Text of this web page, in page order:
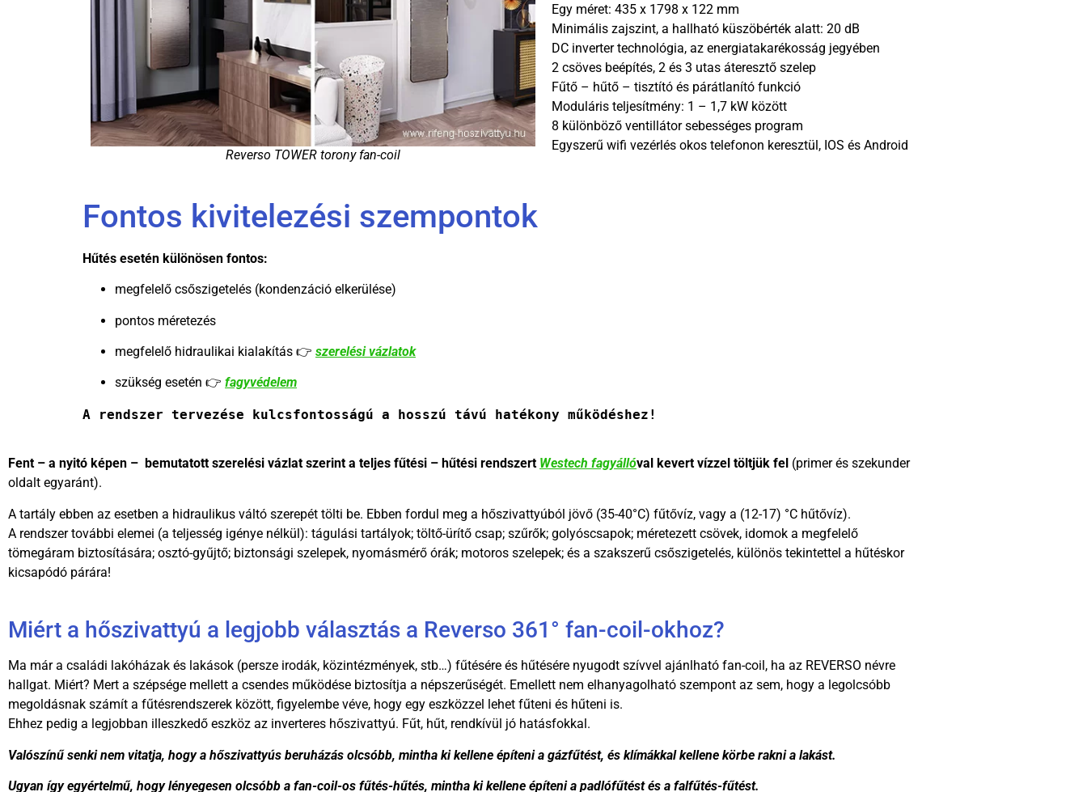
Reverso TOWER torony fan-coil
Egy méret: 435 x 1798 x 122 mm
Minimális zajszint, a hallható küszöbérték alatt: 20 dB
DC inverter technológia, az energiatakarékosság jegyében
2 csöves beépítés, 2 és 3 utas áteresztő szelep
Fűtő – hűtő – tisztító és párátlanító funkció
Moduláris teljesítmény: 1 – 1,7 kW között
8 különböző ventillátor sebességes program
Egyszerű wifi vezérlés okos telefonon keresztül, IOS és Android
Fontos kivitelezési szempontok
Hűtés esetén különösen fontos:
megfelelő csőszigetelés (kondenzáció elkerülése)
pontos méretezés
megfelelő hidraulikai kialakítás 👉 szerelési vázlatok
szükség esetén 👉 fagyvédelem
A rendszer tervezése kulcsfontosságú a hosszú távú hatékony működéshez!
Fent – a nyitó képen – bemutatott szerelési vázlat szerint a teljes fűtési – hűtési rendszert Westech fagyállóval kevert vízzel töltjük fel (primer és szekunder
oldalt egyaránt).
A tartály ebben az esetben a hidraulikus váltó szerepét tölti be. Ebben fordul meg a hőszivattyúból jövő (35-40°C) fűtővíz, vagy a (12-17) °C hűtővíz).
A rendszer további elemei (a teljesség igénye nélkül): tágulási tartályok; töltő-ürítő csap; szűrők; golyóscsapok; méretezett csövek, idomok a megfelelő
tömegáram biztosítására; osztó-gyűjtő; biztonsági szelepek, nyomásmérő órák; motoros szelepek; és a szakszerű csőszigetelés, különös tekintettel a hűtéskor
kicsapódó párára!
Miért a hőszivattyú a legjobb választás a Reverso 361° fan-coil-okhoz?
Ma már a családi lakóházak és lakások (persze irodák, közintézmények, stb…) fűtésére és hűtésére nyugodt szívvel ajánlható fan-coil, ha az REVERSO névre
hallgat. Miért? Mert a szépsége mellett a csendes működése biztosítja a népszerűségét. Emellett nem elhanyagolható szempont az sem, hogy a legolcsóbb
megoldásnak számít a fűtésrendszerek között, figyelembe véve, hogy egy eszközzel lehet fűteni és hűteni is.
Ehhez pedig a legjobban illeszkedő eszköz az inverteres hőszivattyú. Fűt, hűt, rendkívül jó hatásfokkal.
Valószínű senki nem vitatja, hogy a hőszivattyús beruházás olcsóbb, mintha ki kellene építeni a gázfűtést, és klímákkal kellene körbe rakni a lakást.
Ugyan így egyértelmű, hogy lényegesen olcsóbb a fan-coil-os fűtés-hűtés, mintha ki kellene építeni a padlófűtést és a falfűtés-fűtést.